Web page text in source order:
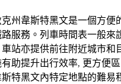
州韋斯特黑文是一個方便
服務。列車時間表一般來
站亦提供前往附近城市和
助提升出行效率, 更方便
特黑文內特定地點的難易